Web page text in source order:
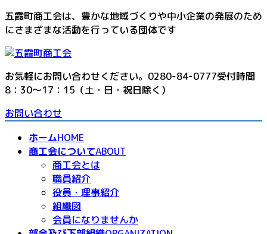
コ
ン
ン
ツ
へ
ス
キ
ッ
ナ
ビ
ー
シ
ョ
ン
に
移
五霞町商工会は、豊かな地域づくりや中小企業の発展のため
にさまざまな活動を行っている団体です
お気軽にお問い合わせください。 0280-84-0777受付時間
8：30～17：15（土・日・祝日除く）
お問い合わせ
ホームHOME
商工会についてABOUT
商工会とは
職員紹介
役員・理事紹介
組織図
会員になりませんか